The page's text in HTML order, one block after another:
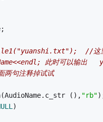
//这里
此时可以输出
两句注释掉试试
(), "rb"
)